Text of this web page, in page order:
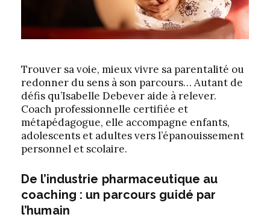
Trouver sa voie, mieux vivre sa parentalité ou
redonner du sens à son parcours… Autant de
défis qu’Isabelle Debever aide à relever.
Coach professionnelle certifiée et
métapédagogue, elle accompagne enfants,
adolescents et adultes vers l’épanouissement
personnel et scolaire.
De l’industrie pharmaceutique au
coaching : un parcours guidé par
l’humain